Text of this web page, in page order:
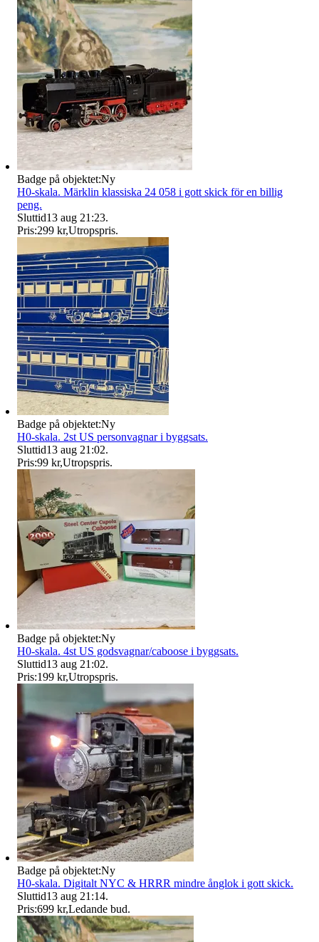
Badge på objektet:Ny
H0-skala. Märklin klassiska 24 058 i gott skick för en billig
peng.
Sluttid13 aug 21:23.
Pris:299 kr,Utropspris.
Badge på objektet:Ny
H0-skala. 2st US personvagnar i byggsats.
Sluttid13 aug 21:02.
Pris:99 kr,Utropspris.
Badge på objektet:Ny
H0-skala. 4st US godsvagnar/caboose i byggsats.
Sluttid13 aug 21:02.
Pris:199 kr,Utropspris.
Badge på objektet:Ny
H0-skala. Digitalt NYC & HRRR mindre ånglok i gott skick.
Sluttid13 aug 21:14.
Pris:699 kr,Ledande bud.